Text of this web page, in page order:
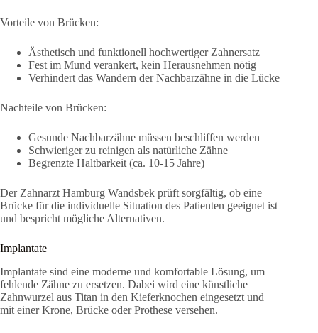
Vorteile von Brücken:
Ästhetisch und funktionell hochwertiger Zahnersatz
Fest im Mund verankert, kein Herausnehmen nötig
Verhindert das Wandern der Nachbarzähne in die Lücke
Nachteile von Brücken:
Gesunde Nachbarzähne müssen beschliffen werden
Schwieriger zu reinigen als natürliche Zähne
Begrenzte Haltbarkeit (ca. 10-15 Jahre)
Der Zahnarzt Hamburg Wandsbek prüft sorgfältig, ob eine
Brücke für die individuelle Situation des Patienten geeignet ist
und bespricht mögliche Alternativen.
Implantate
Implantate sind eine moderne und komfortable Lösung, um
fehlende Zähne zu ersetzen. Dabei wird eine künstliche
Zahnwurzel aus Titan in den Kieferknochen eingesetzt und
mit einer Krone, Brücke oder Prothese versehen.